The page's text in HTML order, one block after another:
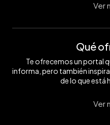
Ver
Qué
Te ofrecemos un portal
informa, pero también
de lo que está
Ver